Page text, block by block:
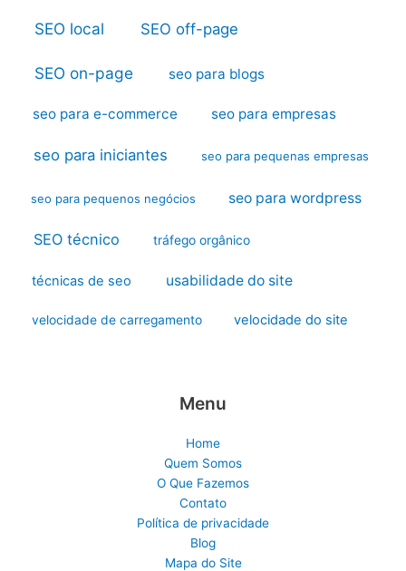
SEO local SEO off-page
SEO on-page seo para blogs
seo para e-commerce seo para empresas
seo para iniciantes seo para pequenas empresas
seo para pequenos negócios seo para wordpress
SEO técnico tráfego orgânico
técnicas de seo usabilidade do site
velocidade de carregamento velocidade do site
Menu
Home
Quem Somos
O Que Fazemos
Contato
Política de privacidade
Blog
Mapa do Site